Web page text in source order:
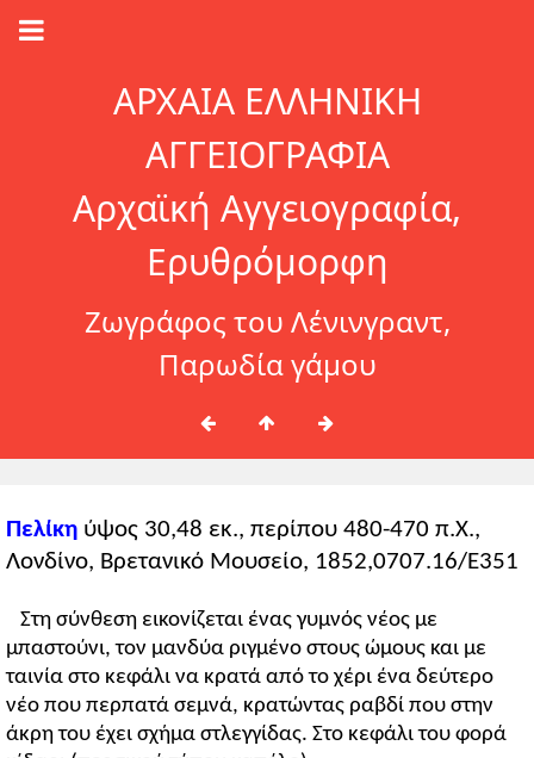
ΑΡΧΑΙΑ ΕΛΛΗΝΙΚΗ
ΑΓΓΕΙΟΓΡΑΦΙΑ
Αρχαϊκή Αγγειογραφία,
Ερυθρόμορφη
Ζωγράφος του Λένινγραντ,
Παρωδία γάμου
Πελίκη ύψος 30,48 εκ., περίπου 480-470 π.Χ.,
Λονδίνο, Βρετανικό Μουσείο, 1852,0707.16/E351
Στη σύνθεση εικονίζεται ένας γυμνός νέος με
μπαστούνι, τον μανδύα ριγμένο στους ώμους και με
ταινία στο κεφάλι να κρατά από το χέρι ένα δεύτερο
νέο που περπατά σεμνά, κρατώντας ραβδί που στην
άκρη του έχει σχήμα στλεγγίδας. Στο κεφάλι του φορά